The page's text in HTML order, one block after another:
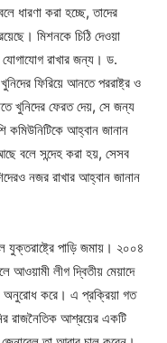
ধারণা করা হচ্ছে, তাদের
মিশনকে চিঠি দেওয়া
যোগাযোগ রাখার জন্য। ড.
ফিরিয়ে আনতে পররাষ্ট্র ও
খুনিদের ফেরত দেয়, সে জন্য
কমিউনিটিকে আহ্বান জানান
বলে সন্দেহ করা হয়, সেসব
নজর রাখার আহ্বান জানান
যুক্তরাষ্ট্রে পাড়ি জমায়। ২০০৪
আওয়ামী লীগ দ্বিতীয় মেয়াদে
অনুরোধ করে। এ প্রক্রিয়া গত
রাজনৈতিক আশ্রয়ের একটি